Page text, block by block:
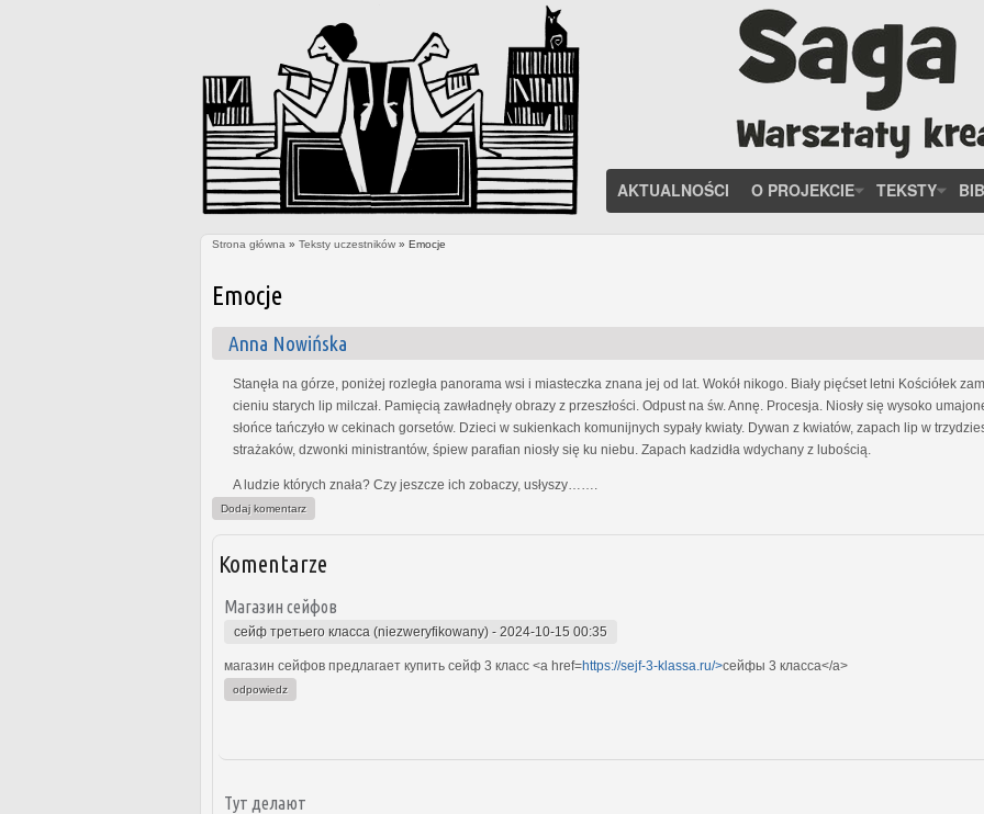
AKTUALNOŚCI O PROJEKCIE TEKSTY
Strona główna » Teksty uczestników » Emocje
Emocje
Anna Nowińska
Stanęła na górze, poniżej rozległa panorama wsi i miasteczka znana jej od lat. Wokół nikogo. Biały pięćset letni Kościółek
cieniu starych lip milczał. Pamięcią zawładnęły obrazy z przeszłości. Odpust na św. Annę. Procesja. Niosły się wysoko
słońce tańczyło w cekinach gorsetów. Dzieci w sukienkach komunijnych sypały kwiaty. Dywan z kwiatów, zapach lip w
strażaków, dzwonki ministrantów, śpiew parafian niosły się ku niebu. Zapach kadzidła wdychany z lubością.
A ludzie których znała? Czy jeszcze ich zobaczy, usłyszy…….
Dodaj komentarz
Komentarze
Магазин сейфов
сейф третьего класса (niezweryfikowany) - 2024-10-15 00:35
магазин сейфов предлагает купить сейф 3 класс <a href=https://sejf-3-klassa.ru/>сейфы 3 класса</a>
odpowiedz
Тут делают